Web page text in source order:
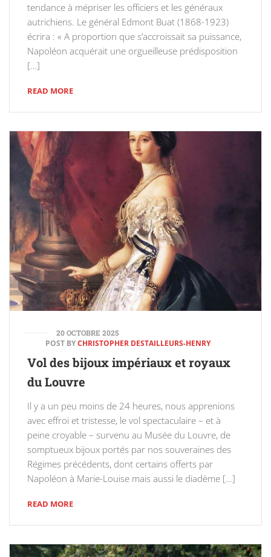
tendance à mépriser les officiers et les généraux
autrichiens. Le général Edmont Buat (1868-1923)
écrira : « A proportion que s’accroissait sa puissance,
Napoléon acquérait une orgueilleuse prédisposition
[…]
READ MORE
20 OCTOBRE 2025
POST BYCHRISTOPHER DESTAILLEURS-HENRY
Vol des bijoux impériaux et royaux
du Louvre
Il y a un peu moins de 24 heures, nous apprenions
avec effroi et tristesse, le vol spectaculaire – et à
peine croyable – survenu au Musée du Louvre, de
somptueux bijoux portés par nos souveraines des
Régimes précédents, dont certains offerts par
Napoléon à Marie-Louise mais aussi le diadème […]
READ MORE